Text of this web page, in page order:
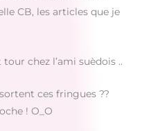
CB, les articles que je
chez l’ami suèdois ..
ces fringues ??
! O_O